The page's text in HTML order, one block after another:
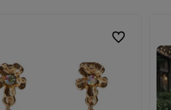
Do ulubionych